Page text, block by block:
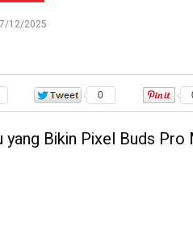
12/2025
0
Bikin Pixel Buds Pro